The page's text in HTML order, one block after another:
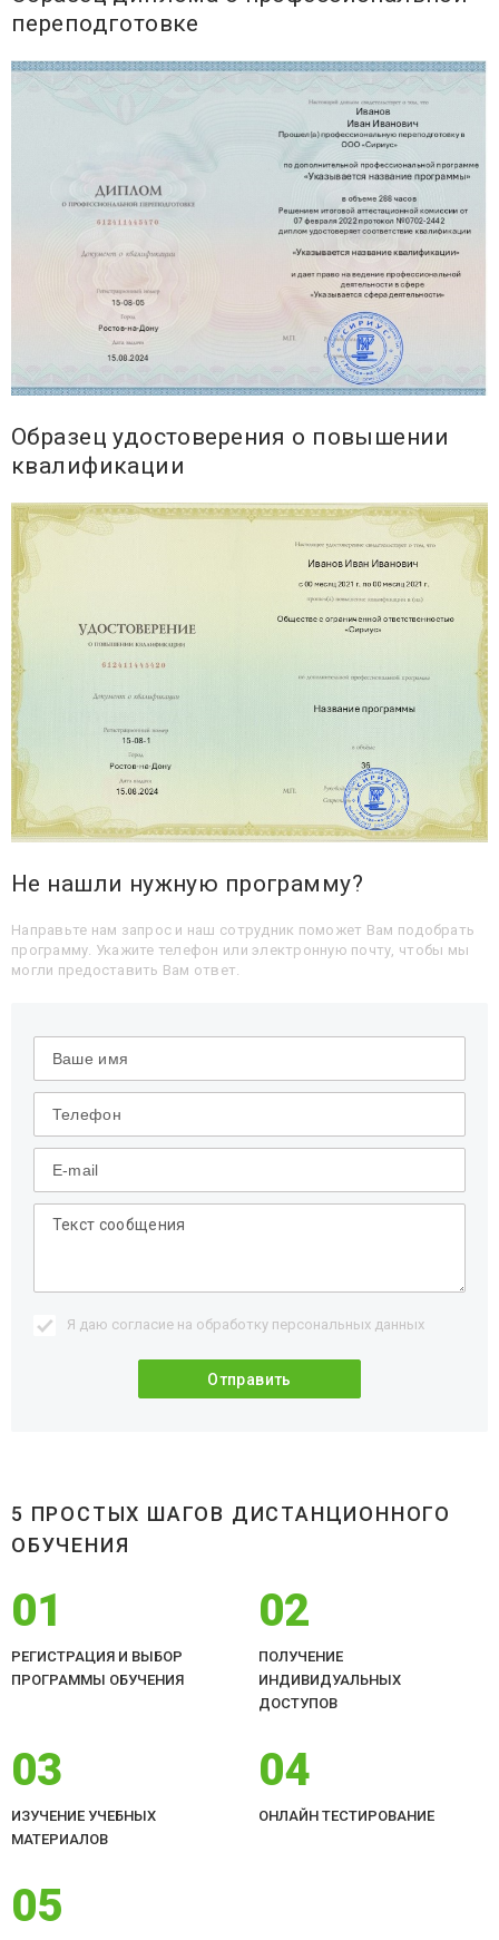
переподготовке
Образец удостоверения о повышении
квалификации
Не нашли нужную программу?
Направьте нам запрос и наш сотрудник поможет Вам подобрать
программу. Укажите телефон или электронную почту, чтобы мы
могли предоставить Вам ответ.
Я даю согласие на обработку персональных данных
5 ПРОСТЫХ ШАГОВ ДИСТАНЦИОННОГО
ОБУЧЕНИЯ
01
РЕГИСТРАЦИЯ И ВЫБОР
ПРОГРАММЫ ОБУЧЕНИЯ
02
ПОЛУЧЕНИЕ
ИНДИВИДУАЛЬНЫХ
ДОСТУПОВ
03
ИЗУЧЕНИЕ УЧЕБНЫХ
МАТЕРИАЛОВ
04
ОНЛАЙН ТЕСТИРОВАНИЕ
05